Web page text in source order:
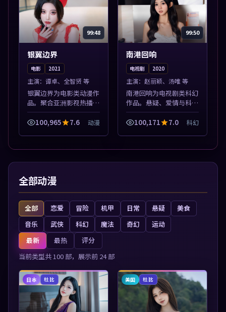
99:48
银翼边界
电影 2021
主演： 谭卓、全智贤 等
银翼边界为电影类动漫作
品。聚合亚洲影视热播内
容，高清免费在线观看，
适合手机与电脑一站式追
凑，值得加入片...
100,965 7.6 动漫
99:50
南港回响
电视剧 2020
主演： 赵丽颖、汤唯 等
南港回响为电视剧类科幻
作品。悬疑、爱情与科幻
类型齐全，热播榜单实时
刷新，沉浸式观影体验。
得加入片单。
100,171 7.0 科幻
全部动漫
全部 恋爱 冒险 机甲 日常 悬疑
美食
音乐
武侠 科幻 魔法 奇幻
运动
最新
最热
评分
当前类型共100 部，展示前 24部
日本 杜比 美国 杜比